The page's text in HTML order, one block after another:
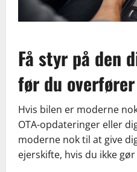
Få styr på den
før du
Hvis bilen er moderne
OTA-opdateringer eller
moderne nok til at give
ejerskifte, hvis du ikke